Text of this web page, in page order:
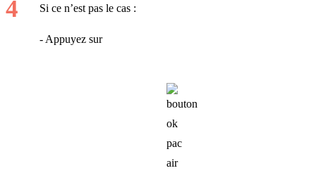
Si ce n’est pas le cas :
- Appuyez sur